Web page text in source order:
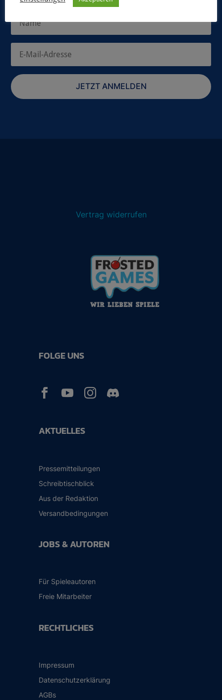
JETZT ANMELDEN
Vertrag widerrufen
AKTUELLES
Pressemitteilungen
Schreibtischblick
Aus der Redaktion
Versandbedingungen
JOBS & AUTOREN
Für Spieleautoren
Freie Mitarbeiter
RECHTLICHES
Impressum
Datenschutzerklärung
AGBs
FOLGE UNS
  